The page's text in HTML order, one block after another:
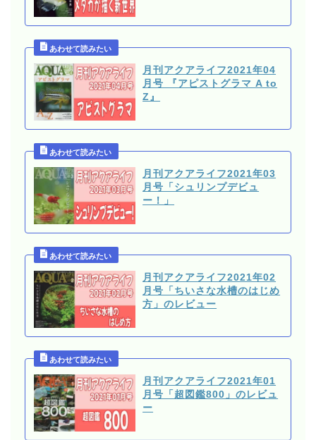
月刊アクアライフ2021年04
月号 『アピストグラマ A to
Z』
月刊アクアライフ2021年03
月号「シュリンプデビュ
ー！」
月刊アクアライフ2021年02
月号「ちいさな水槽のはじめ
方」のレビュー
月刊アクアライフ2021年01
月号「超図鑑800」のレビュ
ー